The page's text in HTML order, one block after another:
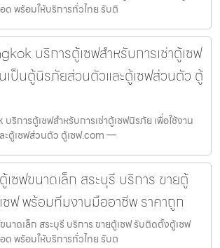
พร้อมให้บริการทั่วไทย รับติ
บริการตู้เซฟสำหรับการเช่าตู้เซฟ
เป็นตู้นิรภัยส่วนตัวและตู้เซฟส่วนตัว ตู้
บริการตู้เซฟสำหรับการเช่าตู้เซฟนิรภัย เพื่อใช้งาน
ะตู้เซฟส่วนตัว ตู้เซฟ.com —
ซฟขนาดเล็ก สระบุรี บริการ ขายตู้
ซฟ พร้อมทีมงานมืออาชีพ ราคาถูก
าดเล็ก สระบุรี บริการ ขายตู้เซฟ รับติดตั้งตู้เซฟ
พร้อมให้บริการทั่วไทย รับต